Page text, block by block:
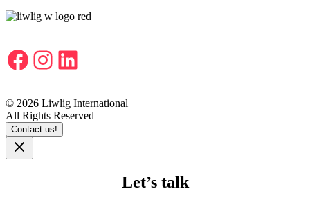
Facebook
Instagram
LinkedIn
© 2026 Liwlig International
All Rights Reserved
Contact us!
Let’s talk